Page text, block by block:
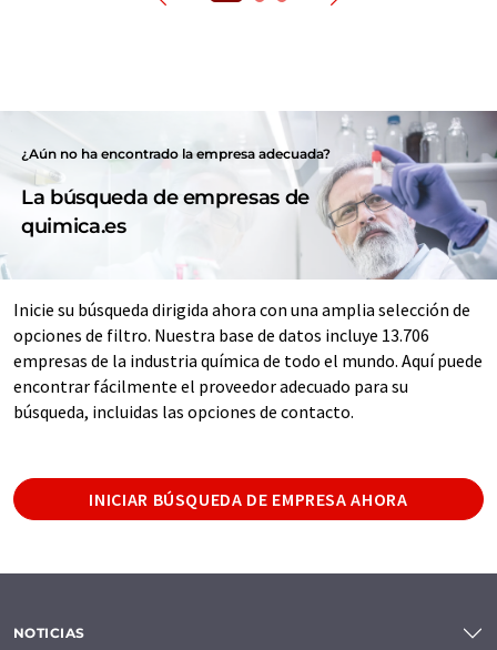
¿Aún no ha encontrado la empresa adecuada?
La búsqueda de empresas de
quimica.es
Inicie su búsqueda dirigida ahora con una amplia selección de
opciones de filtro. Nuestra base de datos incluye 13.706
empresas de la industria química de todo el mundo. Aquí puede
encontrar fácilmente el proveedor adecuado para su
búsqueda, incluidas las opciones de contacto.
INICIAR BÚSQUEDA DE EMPRESA AHORA
NOTICIAS